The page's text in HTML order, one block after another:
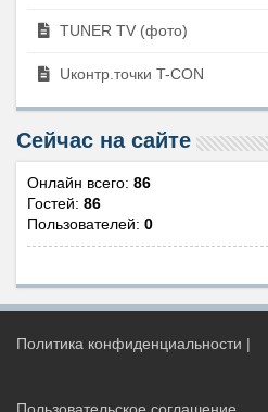
TUNER TV (фото)
Uконтр.точки T-CON
Сейчас на сайте
Онлайн всего: 86
Гостей: 86
Пользователей: 0
Политика конфиденциальности |